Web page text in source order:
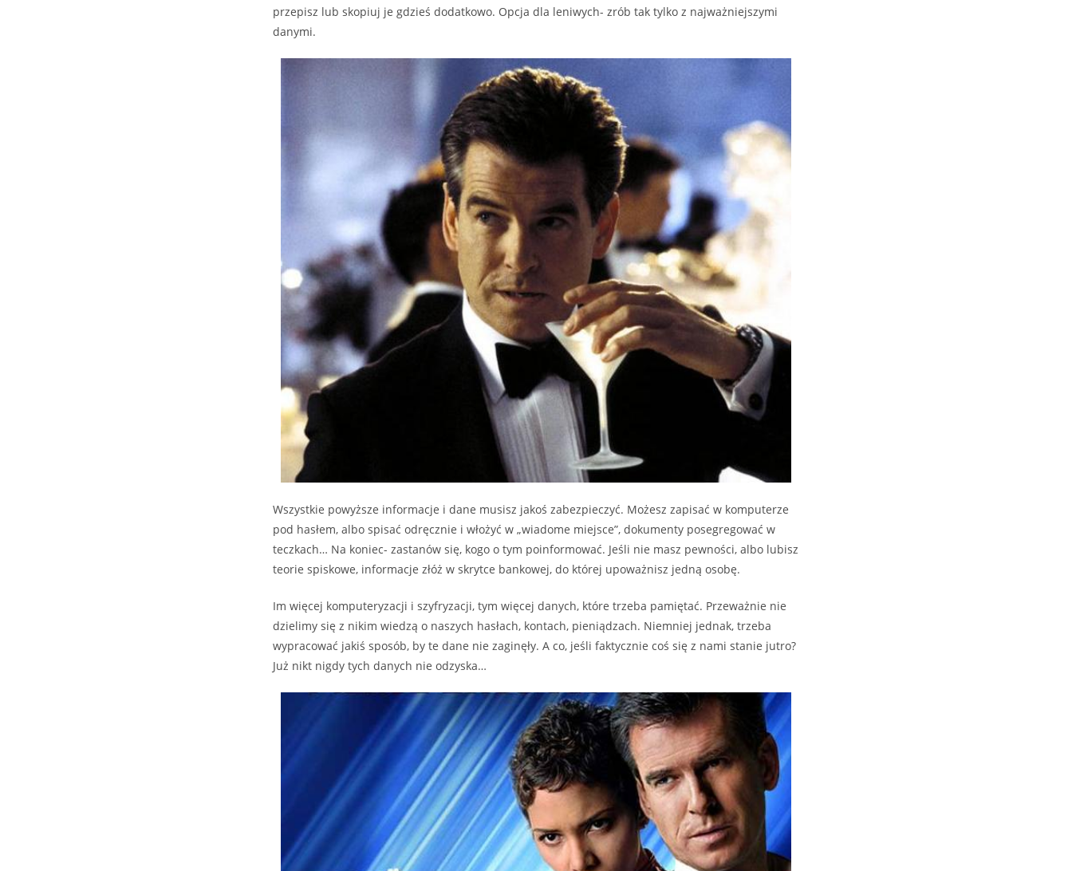
przepisz lub skopiuj je gdzieś dodatkowo. Opcja dla leniwych- zrób tak tylko z najważniejszymi
danymi.
Wszystkie powyższe informacje i dane musisz jakoś zabezpieczyć. Możesz zapisać w komputerze
pod hasłem, albo spisać odręcznie i włożyć w „wiadome miejsce”, dokumenty posegregować w
teczkach… Na koniec- zastanów się, kogo o tym poinformować. Jeśli nie masz pewności, albo lubisz
teorie spiskowe, informacje złóż w skrytce bankowej, do której upoważnisz jedną osobę.
Im więcej komputeryzacji i szyfryzacji, tym więcej danych, które trzeba pamiętać. Przeważnie nie
dzielimy się z nikim wiedzą o naszych hasłach, kontach, pieniądzach. Niemniej jednak, trzeba
wypracować jakiś sposób, by te dane nie zaginęły. A co, jeśli faktycznie coś się z nami stanie jutro?
Już nikt nigdy tych danych nie odzyska…